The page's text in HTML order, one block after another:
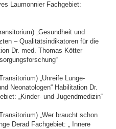
Laumonnier Fachgebiet:
„Gesundheit und
– Qualitätsindikatoren für die
Dr. med. Thomas Kötter
„Unreife Lunge-
Neonatologen“ Habilitation Dr.
„Kinder- und Jugendmedizin“
„Wer braucht schon
Derad Fachgebiet: „ Innere